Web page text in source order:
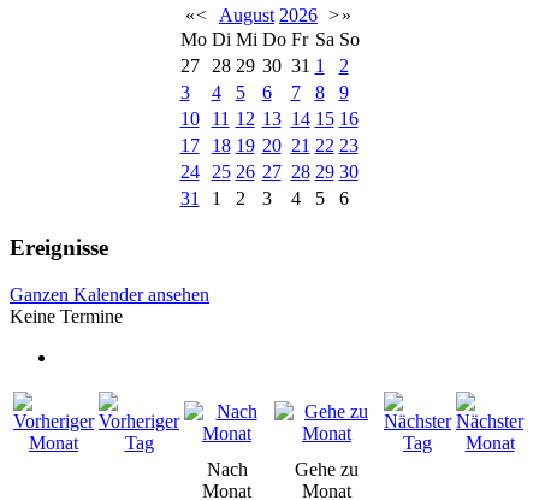
«< August 2026 >»
Mo Di Mi Do Fr Sa So
27
28 29 30 31 1
2
3
4 5 6 7 8
9
10
11 12 13 14 15 16
17
18 19 20 21 22 23
24
25 26 27 28 29 30
31
1 2 3 4 5 6
Ereignisse
Ganzen Kalender ansehen
Keine Termine
Nach
Monat
Gehe zu
Monat